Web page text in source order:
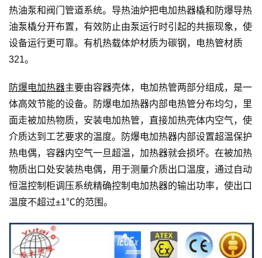
热油泵和阀门管道系统。导热油炉把电加热器橇和防爆导热
油泵橇分开布置，有效防止由泵运行时引起的共振现象，使
设备运行更可靠。有机热载体炉材质为碳钢，电热管材质
321。
防爆电加热器主要由容器壳体，电加热管两部分组成，是一
体高效节能的设备。防爆电加热器内部电热管分布均匀，里
面走被加热物质，安装电加热管，直接加热壳体内空气，使
介质达到工艺要求的温度。防爆电加热器内部设置超温保护
热电偶，容器内空气一旦超温，加热器就会损坏。在被加热
物质出口处安装热电偶，用于测量介质出口温度，通过自动
恒温控制柜调压系统精确控制电加热器的输出功率，使出口
温度不超过±1℃的范围。